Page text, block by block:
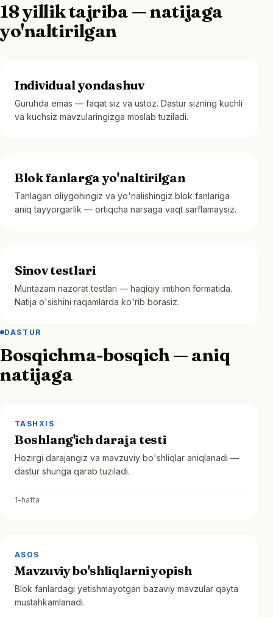
18 yillik tajriba — natijaga
yo'naltirilgan
Individual yondashuv
Guruhda emas — faqat siz va ustoz. Dastur sizning kuchli
va kuchsiz mavzularingizga moslab tuziladi.
Blok fanlarga yo'naltirilgan
Tanlagan oliygohingiz va yo'nalishingiz blok fanlariga
aniq tayyorgarlik — ortiqcha narsaga vaqt sarflamaysiz.
Sinov testlari
Muntazam nazorat testlari — haqiqiy imtihon formatida.
Natija o'sishini raqamlarda ko'rib borasiz.
DASTUR
Bosqichma-bosqich — aniq
natijaga
TASHXIS
Boshlang'ich daraja testi
Hozirgi darajangiz va mavzuviy bo'shliqlar aniqlanadi —
dastur shunga qarab tuziladi.
1-hafta
ASOS
Mavzuviy bo'shliqlarni yopish
Blok fanlardagi yetishmayotgan bazaviy mavzular qayta
mustahkamlanadi.